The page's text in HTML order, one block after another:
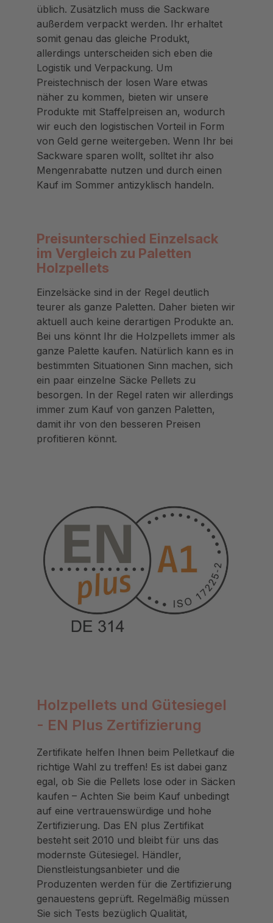
üblich. Zusätzlich muss die Sackware
außerdem verpackt werden. Ihr erhaltet
somit genau das gleiche Produkt,
allerdings unterscheiden sich eben die
Logistik und Verpackung. Um
Preistechnisch der losen Ware etwas
näher zu kommen, bieten wir unsere
Produkte mit Staffelpreisen an, wodurch
wir euch den logistischen Vorteil in Form
von Geld gerne weitergeben. Wenn Ihr bei
Sackware sparen wollt, solltet ihr also
Mengenrabatte nutzen und durch einen
Kauf im Sommer antizyklisch handeln.
Preisunterschied Einzelsack
im Vergleich zu Paletten
Holzpellets
Einzelsäcke sind in der Regel deutlich
teurer als ganze Paletten. Daher bieten wir
aktuell auch keine derartigen Produkte an.
Bei uns könnt Ihr die Holzpellets immer als
ganze Palette kaufen. Natürlich kann es in
bestimmten Situationen Sinn machen, sich
ein paar einzelne Säcke Pellets zu
besorgen. In der Regel raten wir allerdings
immer zum Kauf von ganzen Paletten,
damit ihr von den besseren Preisen
profitieren könnt.
Holzpellets und Gütesiegel
- EN Plus Zertifizierung
Zertifikate helfen Ihnen beim Pelletkauf die
richtige Wahl zu treffen! Es ist dabei ganz
egal, ob Sie die Pellets lose oder in Säcken
kaufen – Achten Sie beim Kauf unbedingt
auf eine vertrauenswürdige und hohe
Zertifizierung. Das EN plus Zertifikat
besteht seit 2010 und bleibt für uns das
modernste Gütesiegel. Händler,
Dienstleistungsanbieter und die
Produzenten werden für die Zertifizierung
genauestens geprüft. Regelmäßig müssen
Sie sich Tests bezüglich Qualität,